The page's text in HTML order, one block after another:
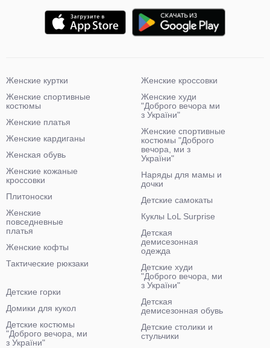
Женские куртки
Женские спортивные
костюмы
Женские платья
Женские кардиганы
Женская обувь
Женские кожаные
кроссовки
Плитоноски
Женские
повседневные
платья
Женские кофты
Тактические рюкзаки
Женские кроссовки
Женские худи
"Доброго вечора ми
з України"
Женские спортивные
костюмы "Доброго
вечора, ми з
України"
Наряды для мамы и
дочки
Детские самокаты
Куклы LoL Surprise
Детская
демисезонная
одежда
Детские худи
"Доброго вечора, ми
з України"
Детская
демисезонная обувь
Детские столики и
стульчики
Детские горки
Домики для кукол
Детские костюмы
"Доброго вечора, ми
з України"